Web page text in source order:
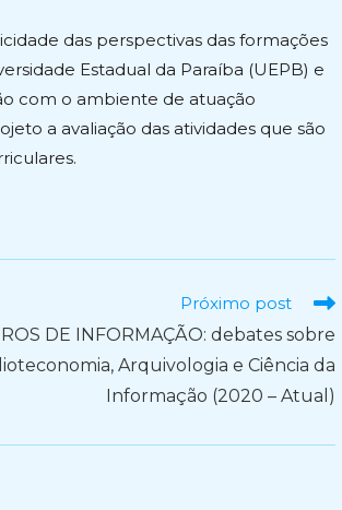
das perspectivas das formações
Estadual da Paraíba (UEPB) e
com o ambiente de atuação
a avaliação das atividades que são
Próximo post
DE INFORMAÇÃO: debates sobre
Arquivologia e Ciência da
Informação (2020 – Atual)